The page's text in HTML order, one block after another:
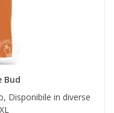
Bud
Disponibile in diverse